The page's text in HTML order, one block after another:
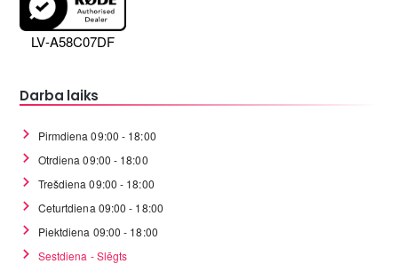
LV-A58C07DF
Darba laiks
Pirmdiena 09:00 - 18:00
Otrdiena 09:00 - 18:00
Trešdiena 09:00 - 18:00
Ceturtdiena 09:00 - 18:00
Piektdiena 09:00 - 18:00
Sestdiena - Slēgts